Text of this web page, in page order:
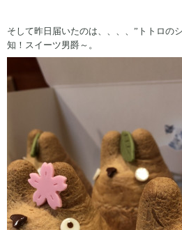
そして昨日届いたのは、、、、”トトロの
知！スイーツ男爵～。